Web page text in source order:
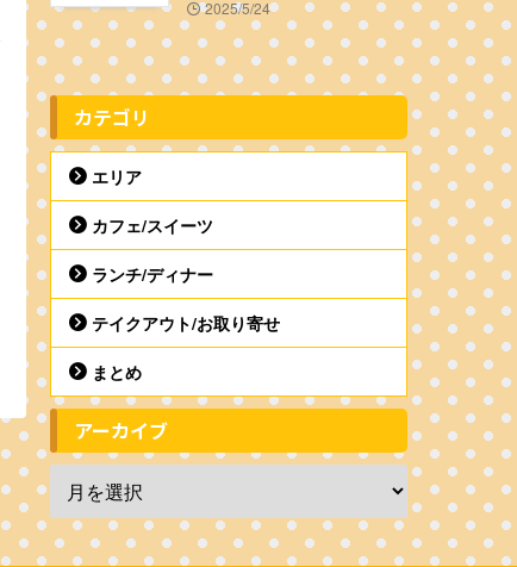
2025/5/24
カテゴリ
エリア
カフェ/スイーツ
ランチ/ディナー
テイクアウト/お取り寄せ
まとめ
アーカイブ